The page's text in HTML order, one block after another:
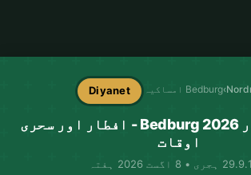
›Bedburg امساکیہ Diyanet
رمضان کیلنڈر Bedburg 2026 - افطار اور سحری
اوقات
• 8 اگست 2026 ہفتہ